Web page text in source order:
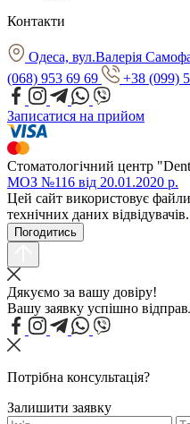
Контакти
Одеса, вул.Валерія
(068) 953 69 69
+38 (099)
Записатися на прийом
Стоматологічний центр
МОЗ №116 від 20.01.2020 р.
Цей сайт використовує
технічних даних відвідувачів.
Погодитись
Дякуємо за вашу довіру!
Вашу заявку успішно
Потрібна консультація?
Залишити заявку